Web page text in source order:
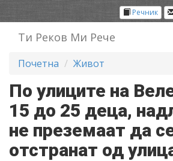
Речник
Ти Реков Ми Рече
Почетна Живот
По улиците на
15 до 25 деца,
не преземаат да
отстранат од